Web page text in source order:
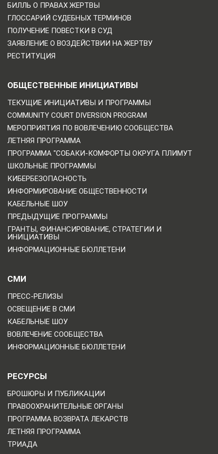
БИЛЛЬ О ПРАВАХ ЖЕРТВЫ
ГЛОССАРИЙ СУДЕБНЫХ ТЕРМИНОВ
ПОЛУЧЕНИЕ ПОВЕСТКИ В СУД
ЗАЯВЛЕНИЕ О ВОЗДЕЙСТВИИ НА ЖЕРТВУ
РЕСТИТУЦИЯ
ОБЩЕСТВЕННЫЕ ИНИЦИАТИВЫ
ТЕКУЩИЕ ИНИЦИАТИВЫ И ПРОГРАММЫ
COMMUNITY COURT DIVERSION PROGRAM
МЕРОПРИЯТИЯ ПО ВОВЛЕЧЕНИЮ СООБЩЕСТВА
ЛЕТНЯЯ ПРОГРАММА
ПРОГРАММА "СОБАКИ-КОМФОРТЫ ОКРУГА ПЛИМУТ
ШКОЛЬНЫЕ ПРОГРАММЫ
КИБЕРБЕЗОПАСНОСТЬ
ИНФОРМИРОВАНИЕ ОБЩЕСТВЕННОСТИ
КАБЕЛЬНЫЕ ШОУ
ПРЕДЫДУЩИЕ ПРОГРАММЫ
ГРАНТЫ, ФИНАНСИРОВАНИЕ, СТРАТЕГИИ И
ИНИЦИАТИВЫ
ИНФОРМАЦИОННЫЕ БЮЛЛЕТЕНИ
СМИ
ПРЕСС-РЕЛИЗЫ
ОСВЕЩЕНИЕ В СМИ
КАБЕЛЬНЫЕ ШОУ
ВОВЛЕЧЕНИЕ СООБЩЕСТВА
ИНФОРМАЦИОННЫЕ БЮЛЛЕТЕНИ
РЕСУРСЫ
БРОШЮРЫ И ПУБЛИКАЦИИ
ПРАВООХРАНИТЕЛЬНЫЕ ОРГАНЫ
ПРОГРАММА ВОЗВРАТА ЛЕКАРСТВ
ЛЕТНЯЯ ПРОГРАММА
ТРИАДА